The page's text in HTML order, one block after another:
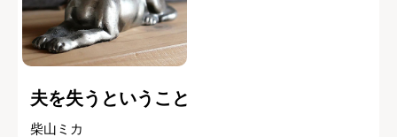
夫を失うということ
柴山ミカ